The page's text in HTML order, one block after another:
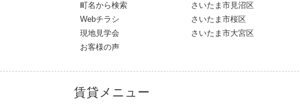
町名から検索
Webチラシ
現地見学会
お客様の声
さいたま市見沼区
さいたま市桜区
さいたま市大宮区
賃貸メニュー